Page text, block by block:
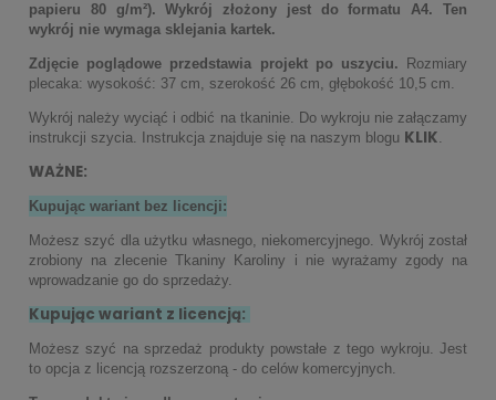
papieru 80 g/m²).Wykrój złożony jest do formatu A4. Ten
wykrój nie wymaga sklejania kartek.
Zdjęcie poglądowe przedstawia projekt po uszyciu.
Rozmiary
plecaka: wysokość: 37 cm, szerokość 26 cm, głębokość 10,5 cm.
Wykrój należy wyciąć i odbić na tkaninie. Do wykroju nie załączamy
instrukcji szycia. Instrukcja znajduje się na naszym blogu KLIK.
WAŻNE:
Kupując wariant bez licencji:
Możesz szyć dla użytku własnego, niekomercyjnego. Wykrój został
zrobiony na zlecenie Tkaniny Karoliny i nie wyrażamy zgody na
wprowadzanie go do sprzedaży.
Kupując wariant z licencją:
Możesz szyć na sprzedaż produkty powstałe z tego wykroju. Jest
to opcja z licencją rozszerzoną - do celów komercyjnych.